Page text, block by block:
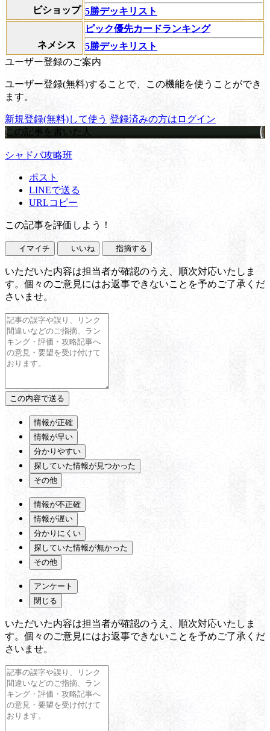
ビショップ 5勝デッキリスト
ネメシス
ピック優先カードランキング
5勝デッキリスト
ユーザー登録のご案内
ユーザー登録(無料)することで、この機能を使うことができ
ます。
新規登録(無料)して使う 登録済みの方はログイン
この記事を書いた人
シャドバ攻略班
ポスト
LINEで送る
URLコピー
この記事を評価しよう！
イマイチ いいね 指摘する
いただいた内容は担当者が確認のうえ、順次対応いたしま
す。個々のご意見にはお返事できないことを予めご了承くだ
さいませ。
情報が正確
情報が早い
分かりやすい
探していた情報が見つかった
その他
情報が不正確
情報が遅い
分かりにくい
探していた情報が無かった
その他
アンケート
閉じる
いただいた内容は担当者が確認のうえ、順次対応いたしま
す。個々のご意見にはお返事できないことを予めご了承くだ
さいませ。